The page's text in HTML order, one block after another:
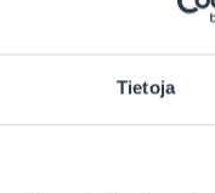
Tietoja